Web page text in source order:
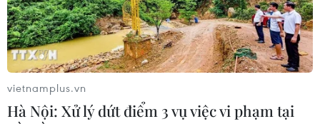
vietnamplus.vn
Hà Nội: Xử lý dứt điểm 3 vụ việc vi phạm tại